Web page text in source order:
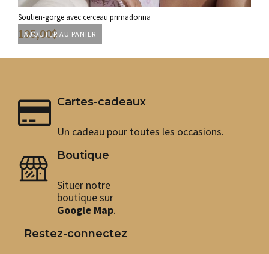
AJOUTER AU PANIER
Soutien-gorge avec cerceau primadonna
195,00$
Cartes-cadeaux
Un cadeau pour toutes les occasions.
Boutique
Situer notre
boutique sur
Google Map.
Restez-connectez